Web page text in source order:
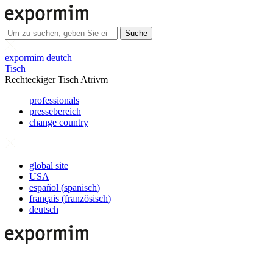
Suche
expormim deutch
Tisch
Rechteckiger Tisch Atrivm
professionals
pressebereich
change country
global site
USA
español (spanisch)
français (französisch)
deutsch